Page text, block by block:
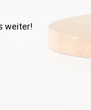
weiter!